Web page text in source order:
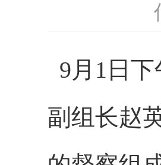
9月1日
副组长赵